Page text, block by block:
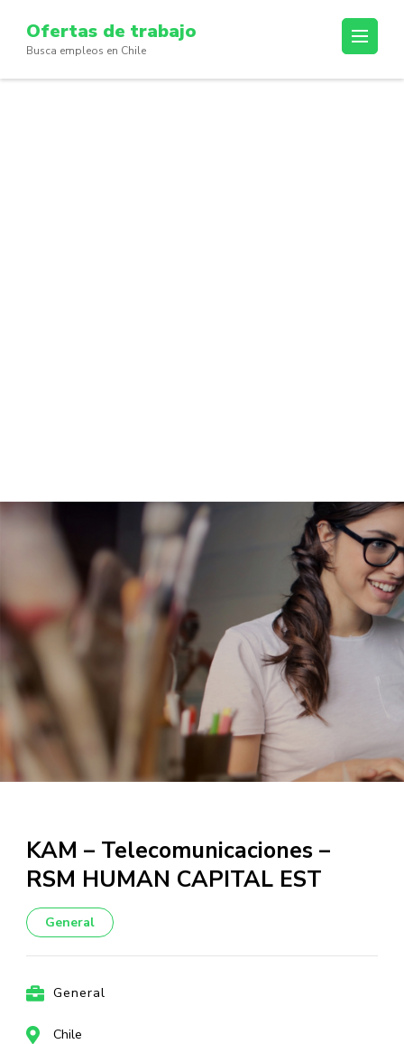
content
(Press
Ofertas de trabajo
Busca empleos en Chile
KAM – Telecomunicaciones –
RSM HUMAN CAPITAL EST
General
General
Chile